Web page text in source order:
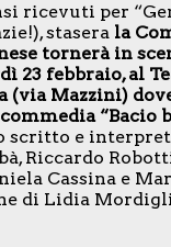
ricevuti per
stasera la
tornerà in
23 febbraio, al
(via Mazzini)
“Bacio
scritto e
Riccardo
Cassina e
di Lidia